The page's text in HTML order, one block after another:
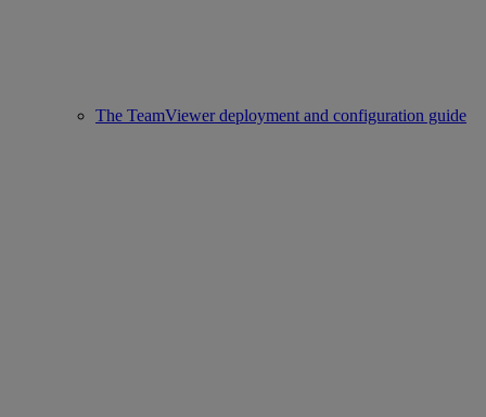
The TeamViewer deployment and configuration guide